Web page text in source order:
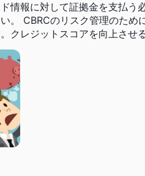
情報に対して証拠金を支払
。 CBRCのリスク管理のた
クレジットスコアを向上させ